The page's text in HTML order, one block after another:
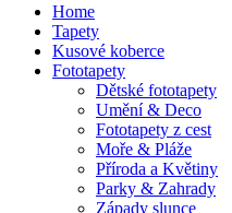
Home
Tapety
Kusové koberce
Fototapety
Dětské fototapety
Umění & Deco
Fototapety z cest
Moře & Pláže
Příroda a Květiny
Parky & Zahrady
Západy slunce